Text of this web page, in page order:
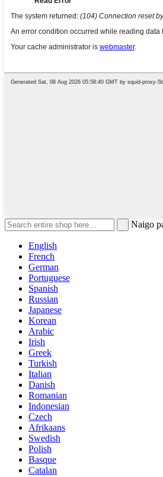
Naigo
English
French
German
Portuguese
Spanish
Russian
Japanese
Korean
Arabic
Irish
Greek
Turkish
Italian
Danish
Romanian
Indonesian
Czech
Afrikaans
Swedish
Polish
Basque
Catalan